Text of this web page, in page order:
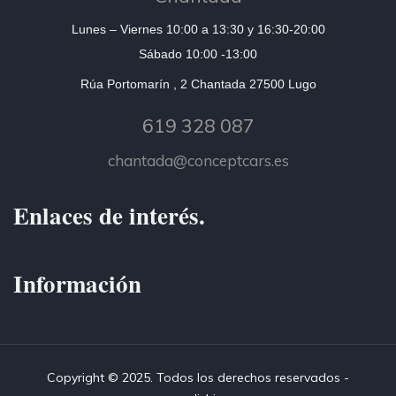
Lunes – Viernes 10:00 a 13:30 y 16:30-20:00
Sábado 10:00 -13:00
Rúa Portomarín , 2 Chantada 27500 Lugo
619 328 087
chantada@conceptcars.es
Enlaces de interés.
Información
Copyright © 2025. Todos los derechos reservados -